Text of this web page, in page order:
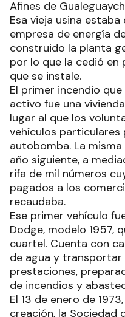
Afines de
Esa vieja usina
empresa de energía
construido la planta
por lo que la cedió
que se instale.
El primer incendio
activo fue una
lugar al que los
vehículos particulares
autobomba. La
año siguiente, a
rifa de mil números
pagados a los
recaudaba.
Ese primer vehículo
Dodge, modelo 1957,
cuartel. Cuenta con
de agua y
prestaciones,
de incendios y
El 13 de enero de
creación, la Sociedad